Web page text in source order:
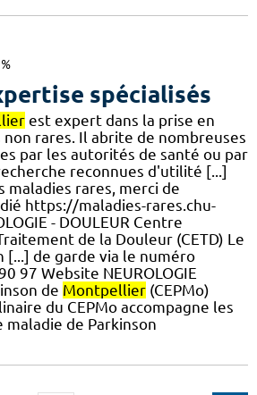
spécialisés
est expert dans la prise en
non rares. Il abrite de nombreuses
par les autorités de santé ou par
reconnues d'utilité [...]
maladies rares, merci de
https://maladies-rares.chu-
- DOULEUR Centre
de la Douleur (CETD) Le
[...] de garde via le numéro
97 Website NEUROLOGIE
de Montpellier (CEPMo)
du CEPMo accompagne les
de Parkinson